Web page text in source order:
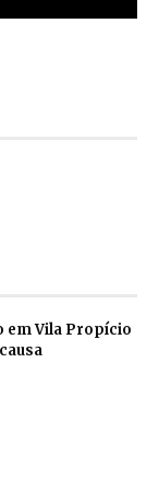
em Vila Propício